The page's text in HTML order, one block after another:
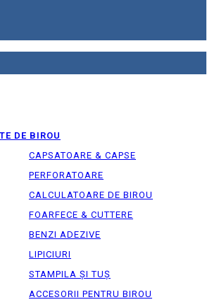
DE BIROU
CAPSATOARE & CAPSE
PERFORATOARE
CALCULATOARE DE BIROU
FOARFECE & CUTTERE
BENZI ADEZIVE
LIPICIURI
STAMPILA ȘI TUȘ
ACCESORII PENTRU BIROU